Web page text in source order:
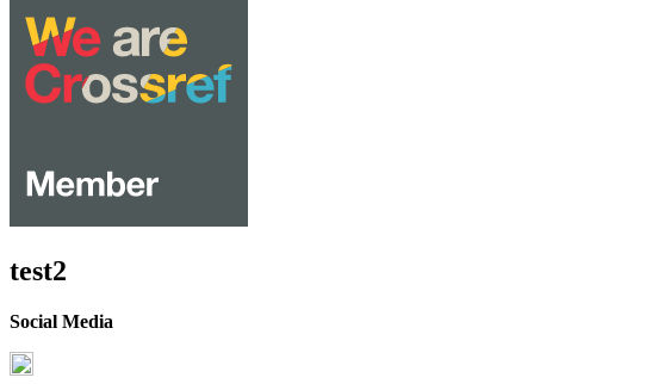
test2
Social Media